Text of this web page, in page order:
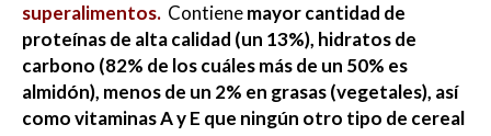
superalimentos. Contienemayor cantidad de
proteínas de alta calidad (un 13%), hidratos de
carbono (82% de los cuáles más de un 50% es
almidón), menos de un 2% en grasas (vegetales), así
como vitaminas A y E que ningún otro tipo de cereal